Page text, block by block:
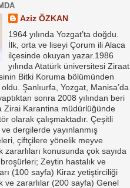
Aziz ÖZKAN
1964 yılında Yozgat’ta doğdu.
İlk, orta ve liseyi Çorum ili Alaca
ilçesinde okuyan yazar.1986
yılında Atatürk üniversitesi Ziraat
Bitki Koruma bölümünden
Şanlıurfa, Yozgat, Manisa’da
sonra 2008 yılından beri
Zirai Karantina müdürlüğünde
olarak çalışmaktadır. Çeşitli
dergilerde yayınlanmış
çiftçilere yönelik meyve
zararlıları konusunda çok sayıda
Zeytin hastalık ve
(100 sayfa) Kiraz yetiştirciliği
ve zararlılar (200 sayfa) Genel